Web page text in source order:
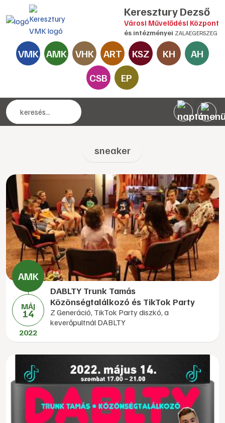
Keresztury Dezső
Városi Művelődési Központ
és intézményei ZALAEGERSZEG
VMK AMK VHK ART KSZ KH
AH
CSB
EP
sneaker
MÁJ
14
2022
DABLTY Trunk Tamás
Közönségtalálkozó és TikTok Party
Z Generáció, TikTok Party diszkó, a
keverőpultnál DABLTY